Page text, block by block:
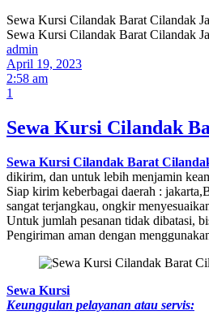
Sewa Kursi Cilandak Barat Cilandak
Sewa Kursi Cilandak Barat Cilandak
admin
April 19, 2023
2:58 am
1
Sewa Kursi Cilandak
Sewa Kursi Cilandak Barat
dikirim, dan untuk lebih menjamin
Siap kirim keberbagai daerah :
sangat terjangkau, ongkir
Untuk jumlah pesanan tidak dibatasi,
Pengiriman aman dengan
Sewa Kursi
Keunggulan pelayanan atau servis: